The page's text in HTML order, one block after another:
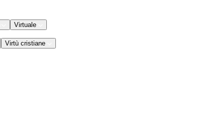
Virtuale
Virtù cristiane